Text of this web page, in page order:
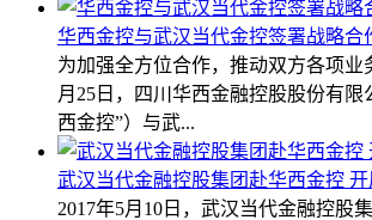
华西金控与武汉当代金控签署战略合
为加强全方位合作，推动双方各项业
月25日，四川华西金融控股股份有限
西金控”）与武...
武汉当代金融控股集团赴华西金控
2017年5月10日，武汉当代金融控股